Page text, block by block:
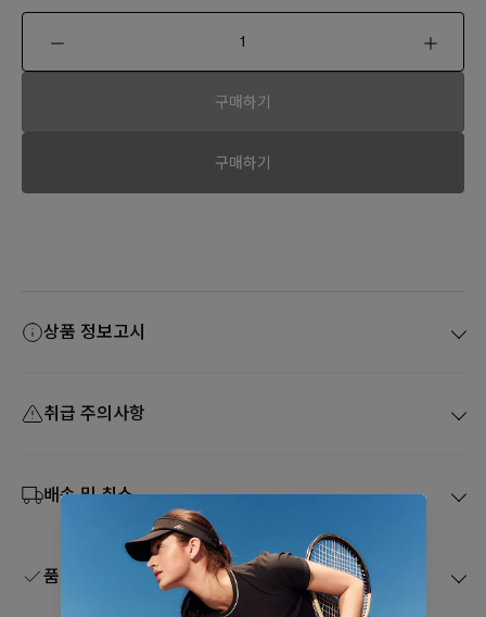
상품 정보고시
취급 주의사항
배송 및 취소
품질보증 및 A/S
구매하기
구매하기